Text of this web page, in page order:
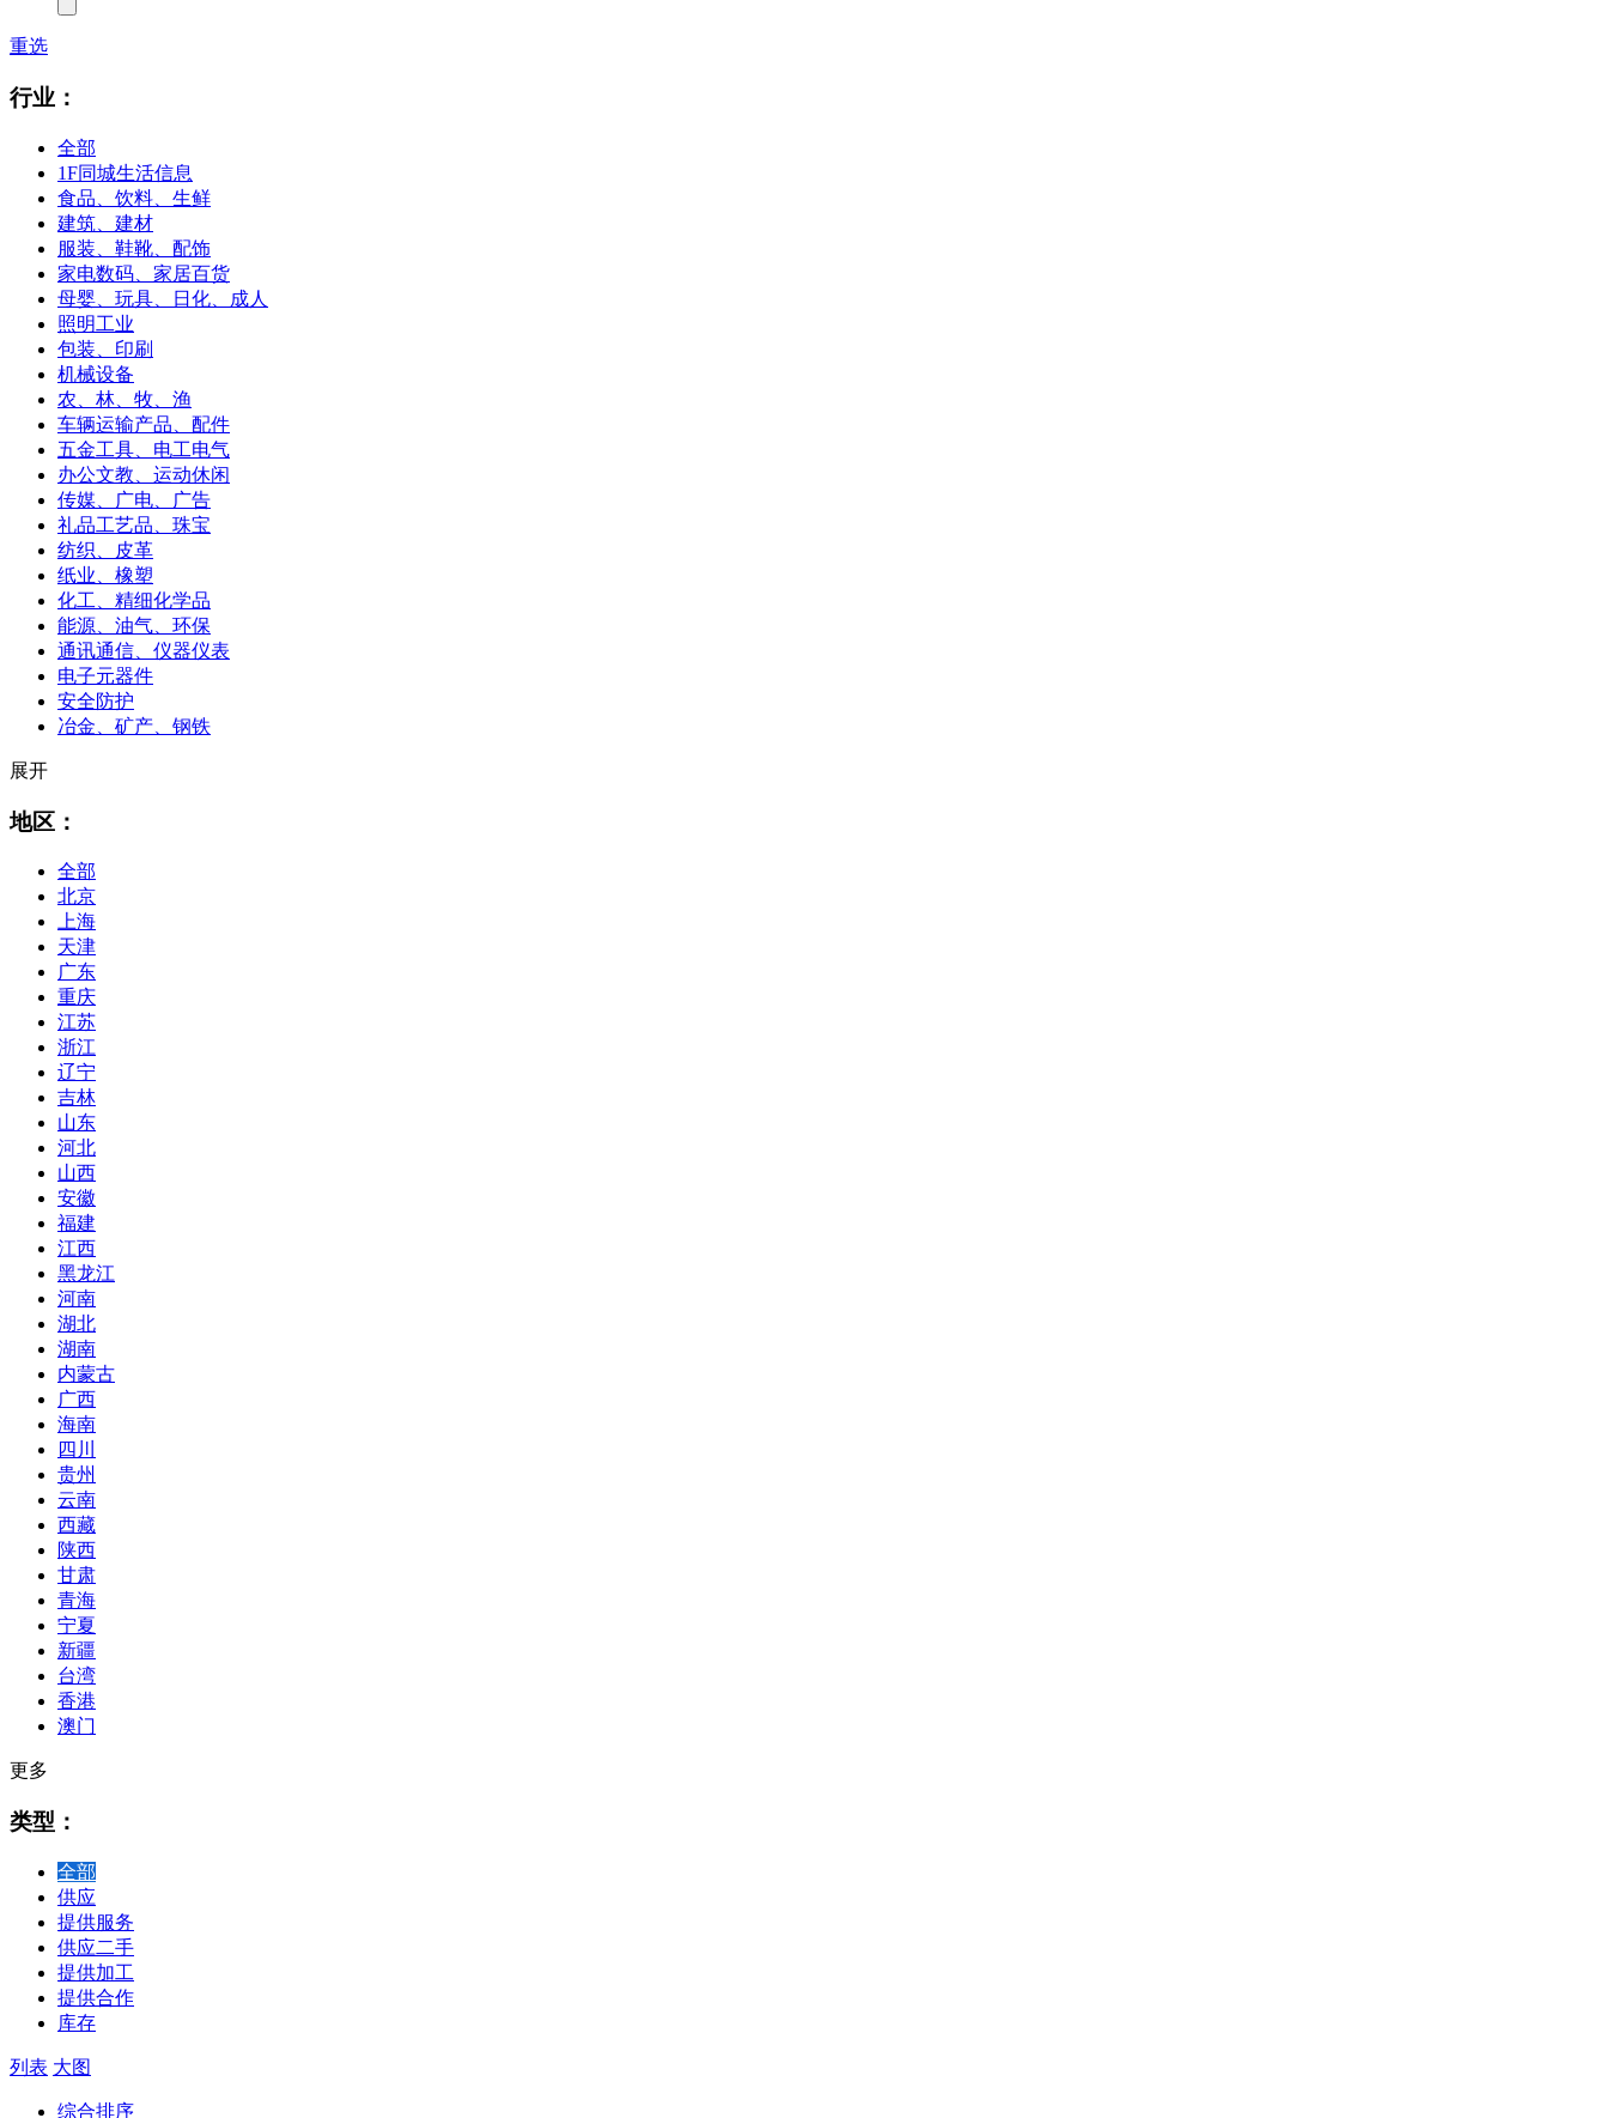
重选
行业：
全部
1F同城生活信息
食品、饮料、生鲜
建筑、建材
服装、鞋靴、配饰
家电数码、家居百货
母婴、玩具、日化、成人
照明工业
包装、印刷
机械设备
农、林、牧、渔
车辆运输产品、配件
五金工具、电工电气
办公文教、运动休闲
传媒、广电、广告
礼品工艺品、珠宝
纺织、皮革
纸业、橡塑
化工、精细化学品
能源、油气、环保
通讯通信、仪器仪表
电子元器件
安全防护
冶金、矿产、钢铁
展开
地区：
全部
北京
上海
天津
广东
重庆
江苏
浙江
辽宁
吉林
山东
河北
山西
安徽
福建
江西
黑龙江
河南
湖北
湖南
内蒙古
广西
海南
四川
贵州
云南
西藏
陕西
甘肃
青海
宁夏
新疆
台湾
香港
澳门
更多
类型：
全部
供应
提供服务
供应二手
提供加工
提供合作
库存
列表 大图
综合排序